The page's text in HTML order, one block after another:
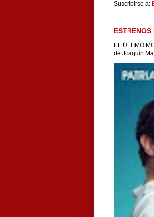
Suscribirse a:
EL ÚLTIMO
de Joaquín